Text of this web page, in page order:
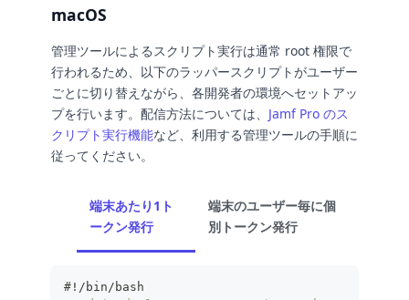
macOS
管理ツールによるスクリプト実行は通常 root 権限で
行われるため、以下のラッパースクリプトがユーザー
ごとに切り替えながら、各開発者の環境へセットアッ
プを行います。配信方法については、 Jamf Pro のス
クリプト実行機能など、利用する管理ツールの手順に
従ってください。
端末あたり1ト
ークン発行
端末のユーザー毎に個
別トークン発行
#!/bin/bash